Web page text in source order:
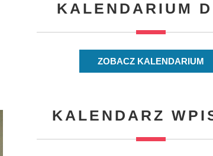
KALENDARIUM
ZOBACZ KALENDARIUM
KALENDARZ